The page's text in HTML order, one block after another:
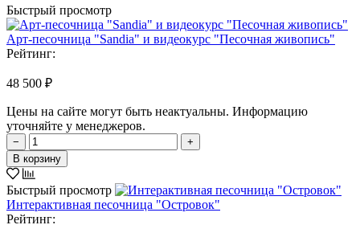
Быстрый просмотр
Арт-песочница "Sandia" и видеокурс "Песочная живопись"
Рейтинг:
48 500 ₽
Цены на сайте могут быть неактуальны. Информацию
уточняйте у менеджеров.
−
+
В корзину
Быстрый просмотр
Интерактивная песочница "Островок"
Рейтинг: